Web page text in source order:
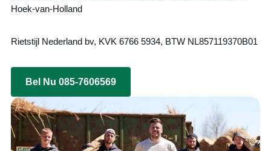
Hoek-van-Holland
Rietstijl Nederland bv, KVK 6766 5934, BTW NL857119370B01
Bel Nu 085-7606569